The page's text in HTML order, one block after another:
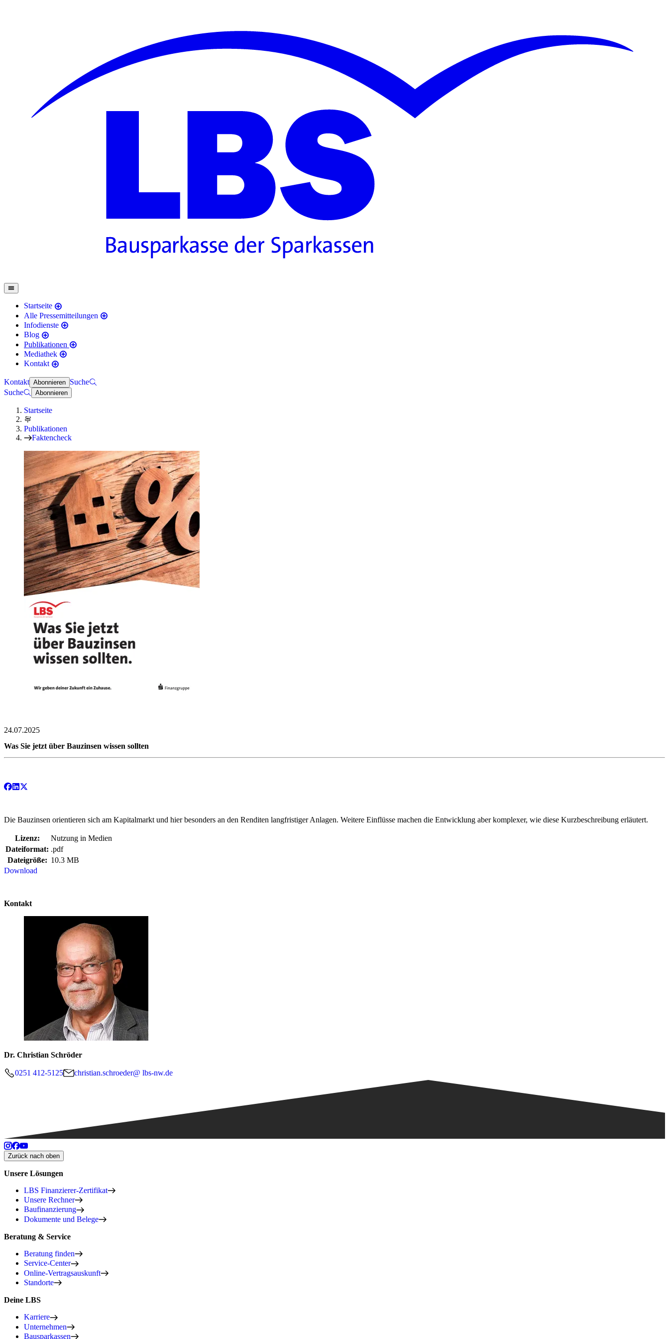
Startseite
Alle Pressemitteilungen
Infodienste
Blog
Publikationen
Mediathek
Kontakt
Kontakt Abonnieren Suche
Suche
Abonnieren
Startseite
Publikationen
Faktencheck
24.07.2025
Was Sie jetzt über Bauzinsen wissen sollten
Die Bauzinsen orientieren sich am Kapitalmarkt und hier besonders an den Renditen langfristiger Anlagen. Weitere Einflüsse machen die Entwicklung aber komplexer, wie diese Kurzbeschreibung erläutert.
Lizenz:
Nutzung in Medien
Dateiformat: .pdf
Dateigröße: 10.3 MB
Download
Kontakt
Dr. Christian Schröder
0251 412-5125 christian.schroeder@ lbs-nw.de
Zurück nach oben
Unsere Lösungen
LBS Finanzierer-Zertifikat
Unsere Rechner
Baufinanzierung
Dokumente und Belege
Beratung & Service
Beratung finden
Service-Center
Online-Vertragsauskunft
Standorte
Deine LBS
Karriere
Unternehmen
Bausparkassen